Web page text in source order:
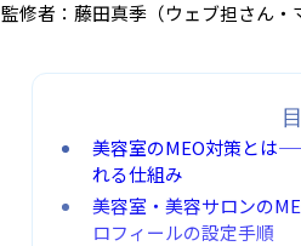
監修者：藤田真季（ウェブ担さん・
美容室のMEO対策とは
れる仕組み
美容室・美容サロンの
ロフィールの設定手順